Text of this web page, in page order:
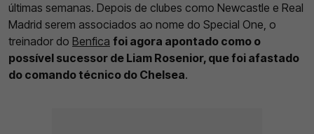
últimas semanas. Depois de clubes como Newcastle e Real
Madrid serem associados ao nome do Special One, o
treinador do Benfica foi agora apontado como o
possível sucessor de Liam Rosenior, que foi afastado
do comando técnico do Chelsea.